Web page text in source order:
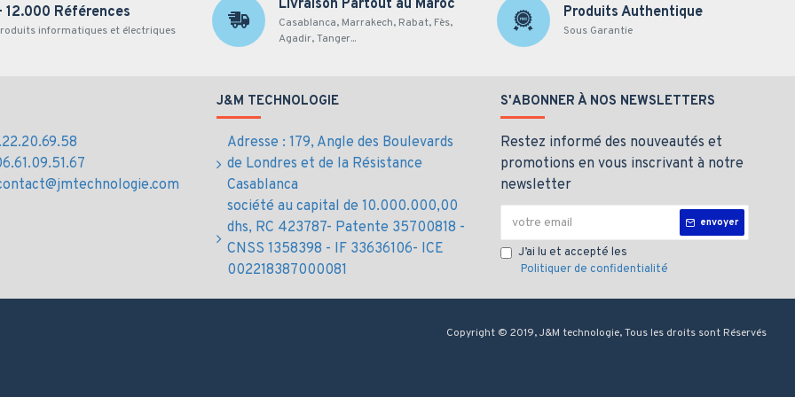
12.000 Références
informatiques et électriques
Livraison Partout au Maroc
Casablanca, Marrakech, Rabat, Fès,
Agadir, Tanger...
Produits Authentique
Sous Garantie
J&M TECHNOLOGIE
Adresse : 179, Angle des Boulevards
de Londres et de la Résistance
Casablanca
société au capital de 10.000.000,00
dhs, RC 423787- Patente 35700818 -
CNSS 1358398 - IF 33636106- ICE
002218387000081
S'ABONNER À NOS NEWSLETTERS
Restez informé des nouveautés et
promotions en vous inscrivant à notre
newsletter
envoyer
J’ai lu et accepté les
Politiquer de confidentialité
Copyright © 2019, J&M technologie, Tous les droits sont Réservés